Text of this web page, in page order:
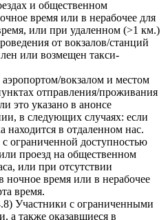
и общественном
время или в нерабочее для
или при удаленном (>1 км.)
от вокзалов/станций
или возмещен такси-
вокзалом и местом
отправления/проживания
это указано в анонсе
в следующих случаях: если
находится в отдаленном нас.
с ограниченной доступностью
проезд на общественном
или при отсутствии
ночное время или в нерабочее
время.
Участники с ограниченными
а также оказавшиеся в